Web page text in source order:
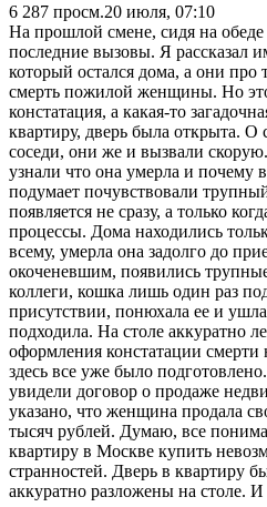
6 287 просм.20 июля, 07:10
На прошлой смене, сидя на
последние вызовы. Я рассказал
который остался дома, а они про
смерть пожилой женщины. Но
констатация, а какая-то
квартиру, дверь была открыта.
соседи, они же и вызвали
узнали что она умерла и почему
подумает почувствовали
появляется не сразу, а только
процессы. Дома находились
всему, умерла она задолго до
окоченевшим, появились
коллеги, кошка лишь один раз
присутствии, понюхала ее и
подходила. На столе аккуратно
оформления констатации
здесь все уже было
увидели договор о продаже
указано, что женщина продала
тысяч рублей. Думаю, все
квартиру в Москве купить
странностей. Дверь в квартиру
аккуратно разложены на столе.